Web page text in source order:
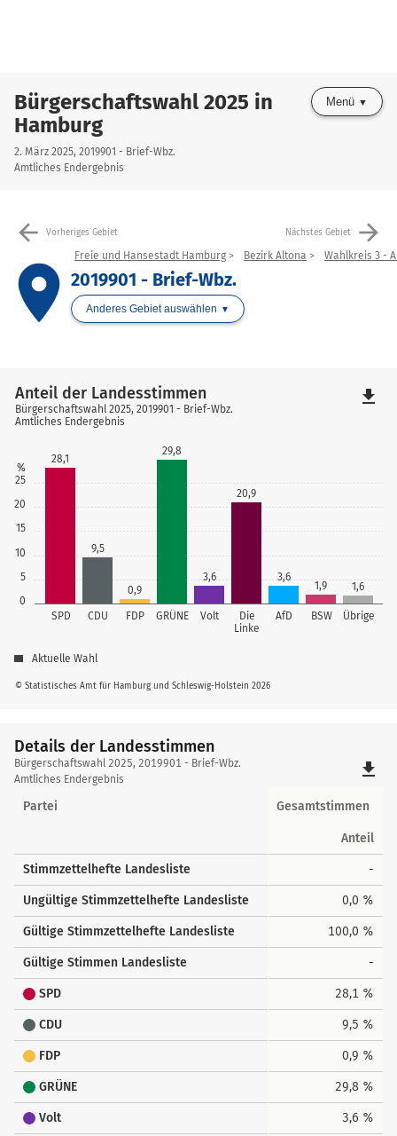
Bürgerschaftswahl 2025 in
Hamburg
2. März 2025, 2019901 - Brief-Wbz.
Amtliches Endergebnis
Menü
arrow_back Vorheriges Gebiet Nächstes Gebiet arrow_forward
place
Freie und Hansestadt Hamburg Bezirk Altona Wahlkreis 3 -
2019901 - Brief-Wbz.
Anderes Gebiet auswählen
0
5
10
15
20
25
%
SPD CDU FDP GRÜNE Volt
Die
Linke
AfD BSW Übrige
28,1
9,5
0,9
29,8
3,6
20,9
3,6
1,9 1,6
© Statistisches Amt für Hamburg und Schleswig-Holstein 2026
Anteil der Landesstimmen
Bürgerschaftswahl 2025, 2019901 - Brief-Wbz.
Amtliches Endergebnis
Aktuelle Wahl
file_download
Details der Landesstimmen
Details
der
Landesstimmen
Bürgerschaftswahl 2025, 2019901 - Brief-Wbz.
Amtliches Endergebnis
file_download
Partei Gesamtstimmen
Anteil
Stimmzettelhefte Landesliste -
Ungültige Stimmzettelhefte Landesliste 0,0 %
Gültige Stimmzettelhefte Landesliste 100,0 %
Gültige Stimmen Landesliste -
SPD 28,1 %
CDU 9,5 %
FDP 0,9 %
GRÜNE 29,8 %
Volt 3,6 %